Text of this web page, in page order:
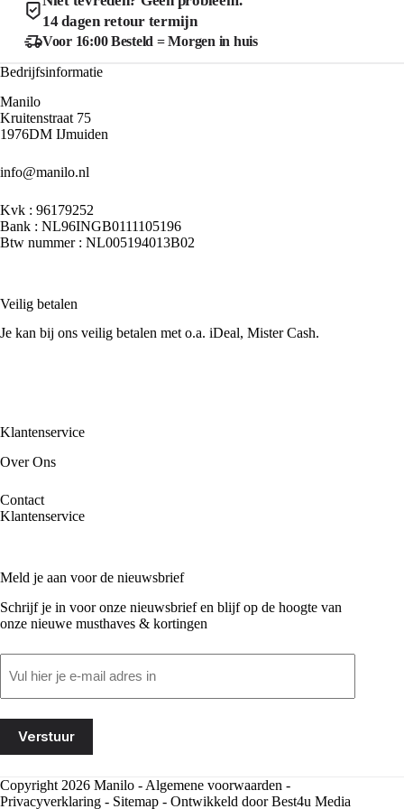
de
productpagina
14 dagen retour termijn
Voor 16:00 Besteld = Morgen in huis
Bedrijfsinformatie
Manilo
Kruitenstraat 75
1976DM IJmuiden
info@manilo.nl
Kvk : 96179252
Bank : NL96INGB0111105196
Btw nummer : NL005194013B02
Veilig betalen
Je kan bij ons veilig betalen met o.a. iDeal, Mister Cash.
Klantenservice
Over Ons
Contact
Klantenservice
Meld je aan voor de nieuwsbrief
Schrijf je in voor onze nieuwsbrief en blijf op de hoogte van
onze nieuwe musthaves & kortingen
(Vereist)
Copyright 2026 Manilo - Algemene voorwaarden -
Privacyverklaring - Sitemap - Ontwikkeld doorBest4u Media